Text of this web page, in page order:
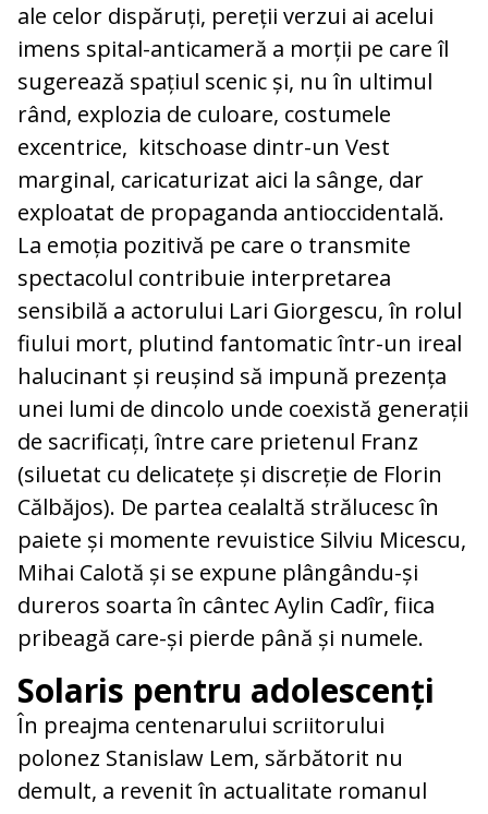
ale celor dispăruți, pereții verzui ai acelui
imens spital-anticameră a morții pe care îl
sugerează spațiul scenic și, nu în ultimul
rând, explozia de culoare, costumele
excentrice, kitschoase dintr-un Vest
marginal, caricaturizat aici la sânge, dar
exploatat de propaganda antioccidentală.
La emoția pozitivă pe care o transmite
spectacolul contribuie interpretarea
sensibilă a actorului Lari Giorgescu, în rolul
fiului mort, plutind fantomatic într-un ireal
halucinant și reușind să impună prezența
unei lumi de dincolo unde coexistă generații
de sacrificați, între care prietenul Franz
(siluetat cu delicatețe și discreție de Florin
Călbăjos). De partea cealaltă strălucesc în
paiete și momente revuistice Silviu Micescu,
Mihai Calotă și se expune plângându-și
dureros soarta în cântec Aylin Cadîr, fiica
pribeagă care-și pierde până și numele.
Solaris pentru adolescenți
În preajma centenarului scriitorului
polonez Stanislaw Lem, sărbătorit nu
demult, a revenit în actualitate romanul